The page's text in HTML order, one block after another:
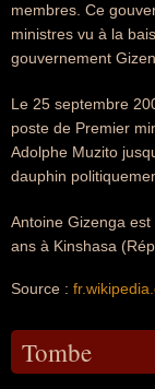
membres. Ce
ministres vu à la
gouvernement
Le 25 septembre
poste de Premier
Adolphe Muzito
dauphin
Antoine Gizenga
ans à Kinshasa
Source :
Tombe